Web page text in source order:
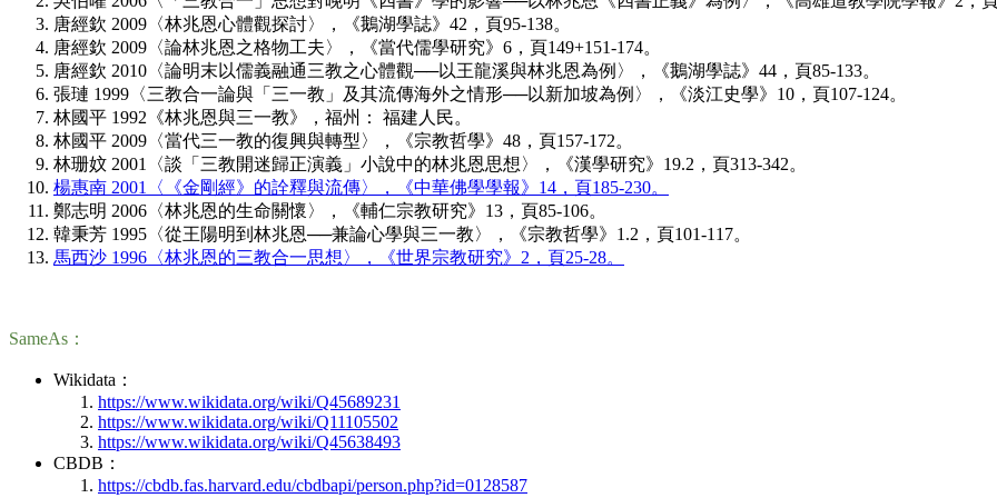
唐經欽 2009〈林兆恩心體觀探討〉，《鵝湖學誌》42，頁95-138。
唐經欽 2009〈論林兆恩之格物工夫〉，《當代儒學研究》6，頁149+151-174。
唐經欽 2010〈論明末以儒義融通三教之心體觀──以王龍溪與林兆恩為例〉，《鵝湖學誌》44，頁85-133。
張璉 1999〈三教合一論與「三一教」及其流傳海外之情形──以新加坡為例〉，《淡江史學》10，頁107-124。
林國平 1992《林兆恩與三一教》，福州： 福建人民。
林國平 2009〈當代三一教的復興與轉型〉，《宗教哲學》48，頁157-172。
林珊妏 2001〈談「三教開迷歸正演義」小說中的林兆恩思想〉，《漢學研究》19.2，頁313-342。
楊惠南 2001〈《金剛經》的詮釋與流傳〉，《中華佛學學報》14，頁185-230。
鄭志明 2006〈林兆恩的生命關懷〉，《輔仁宗教研究》13，頁85-106。
韓秉芳 1995〈從王陽明到林兆恩──兼論心學與三一教〉，《宗教哲學》1.2，頁101-117。
馬西沙 1996〈林兆恩的三教合一思想〉，《世界宗教研究》2，頁25-28。
SameAs：
Wikidata：
https://www.wikidata.org/wiki/Q45689231
https://www.wikidata.org/wiki/Q11105502
https://www.wikidata.org/wiki/Q45638493
CBDB：
https://cbdb.fas.harvard.edu/cbdbapi/person.php?id=0128587